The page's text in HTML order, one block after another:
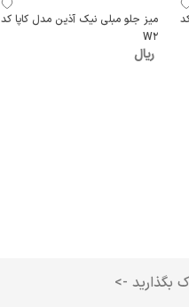
میز جلو مبلی نیک آذین مدل کاپا کد
W2
ریال
بگذارید ->